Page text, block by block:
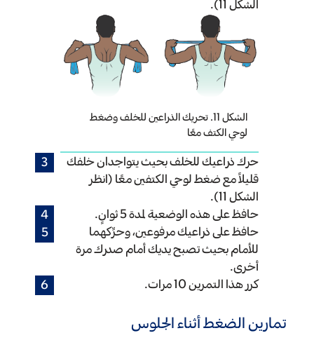
الشكل 11).
الشكل 11. تحريك الذراعين للخلف وضغط
لوحي الكتف معًا
حرك ذراعيك للخلف بحيث يتواجدان خلفك
قليلاً مع ضغط لوحي الكتفين معًا (انظر
الشكل 11).
حافظ على هذه الوضعية لمدة 5 ثوانٍ.
حافظ على ذراعيك مرفوعين، وحرِّكهما
للأمام بحيث تصبح يديك أمام صدرك مرة
أخرى.
كرر هذا التمرين 10 مرات.
تمارين الضغط أثناء الجلوس